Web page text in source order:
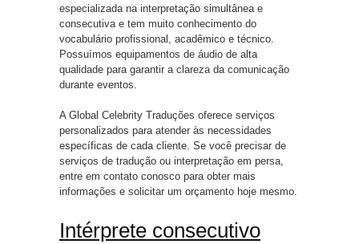
especializada na interpretação simultânea e
consecutiva e tem muito conhecimento do
vocabulário profissional, acadêmico e técnico.
Possuímos equipamentos de áudio de alta
qualidade para garantir a clareza da comunicação
durante eventos.
A Global Celebrity Traduções oferece serviços
personalizados para atender às necessidades
específicas de cada cliente. Se você precisar de
serviços de tradução ou interpretação em persa,
entre em contato conosco para obter mais
informações e solicitar um orçamento hoje mesmo.
Intérprete consecutivo